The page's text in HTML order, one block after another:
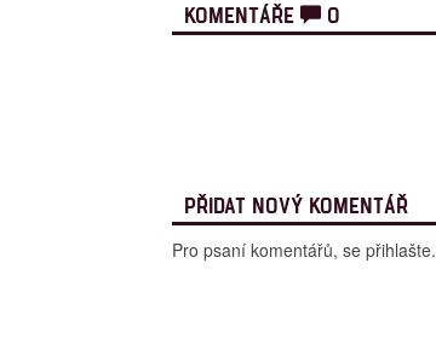
KOMENTÁŘE 0
PŘIDAT NOVÝ KOMENTÁŘ
Pro psaní komentářů, se přihlašte.